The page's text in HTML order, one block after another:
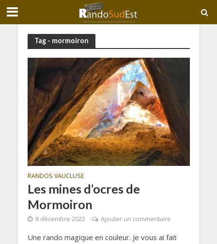
Tag - mormoiron
RANDOS VAUCLUSE
Les mines d’ocres de
Mormoiron
8 décembre 2022 Ajouter un commentaire
Une rando magique en couleur. Je vous ai fait